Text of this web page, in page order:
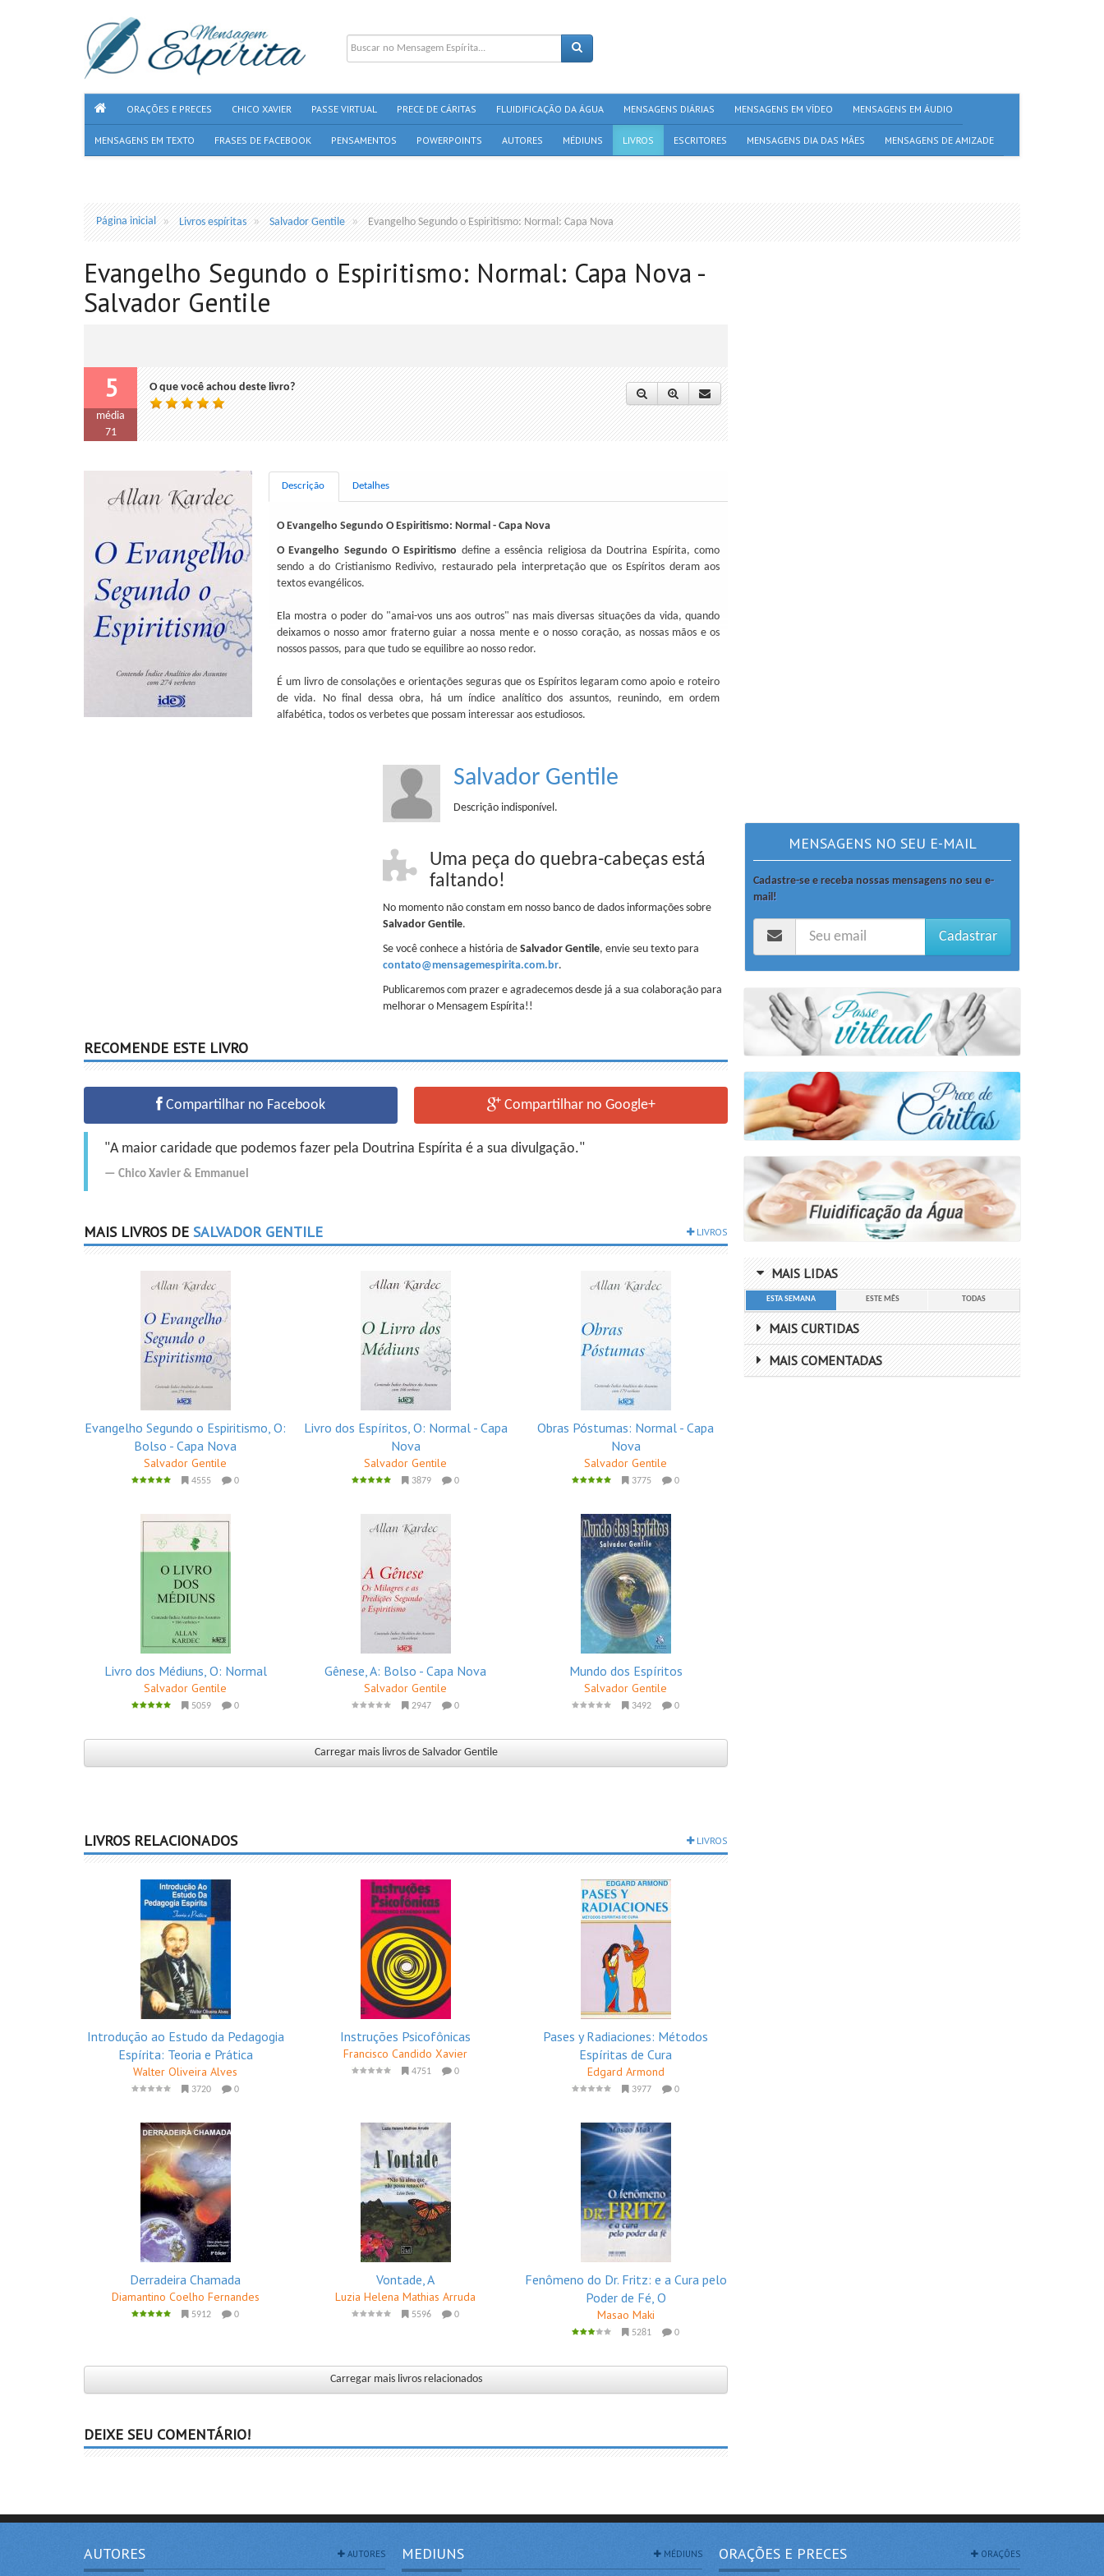
ORAÇÕES E PRECES CHICO XAVIER PASSE VIRTUAL PRECE DE CÁRITAS FLUIDIFICAÇÃO DA ÁGUA MENSAGENS DIÁRIAS MENSAGENS EM VÍDEO MENSAGENS EM ÁUDIO
MENSAGENS EM TEXTO FRASES DE FACEBOOK PENSAMENTOS POWERPOINTS AUTORES MÉDIUNS LIVROS ESCRITORES MENSAGENS DIA DAS MÃES MENSAGENS DE AMIZADE
Página inicial Livros espíritas Salvador Gentile Evangelho Segundo o Espiritismo: Normal: Capa Nova
Evangelho Segundo o Espiritismo: Normal: Capa Nova -
Salvador Gentile
5
média
71
O que você achou deste livro?
Descrição Detalhes
O Evangelho Segundo O Espiritismo: Normal - Capa Nova
O Evangelho Segundo O Espiritismo define a essência religiosa da Doutrina Espírita, como
sendo a do Cristianismo Redivivo, restaurado pela interpretação que os Espíritos deram aos
textos evangélicos.
Ela mostra o poder do "amai-vos uns aos outros" nas mais diversas situações da vida, quando
deixamos o nosso amor fraterno guiar a nossa mente e o nosso coração, as nossas mãos e os
nossos passos, para que tudo se equilibre ao nosso redor.
É um livro de consolações e orientações seguras que os Espíritos legaram como apoio e roteiro
de vida. No final dessa obra, há um índice analítico dos assuntos, reunindo, em ordem
alfabética, todos os verbetes que possam interessar aos estudiosos.
Salvador Gentile
Descrição indisponível.
Uma peça do quebra-cabeças está
faltando!
No momento não constam em nosso banco de dados informações sobre
Salvador Gentile.
Se você conhece a história de Salvador Gentile, envie seu texto para
contato@mensagemespirita.com.br.
Publicaremos com prazer e agradecemos desde já a sua colaboração para
melhorar o Mensagem Espírita!!
RECOMENDE ESTE LIVRO
Compartilhar no Facebook Compartilhar no Google+
"A maior caridade que podemos fazer pela Doutrina Espírita é a sua divulgação."
Chico Xavier & Emmanuel
MAIS LIVROS DE SALVADOR GENTILE LIVROS
Evangelho Segundo o Espiritismo, O:
Bolso - Capa Nova
Salvador Gentile
4555 0
Livro dos Espíritos, O: Normal - Capa
Nova
Salvador Gentile
3879 0
Obras Póstumas: Normal - Capa
Nova
Salvador Gentile
3775 0
Livro dos Médiuns, O: Normal
Salvador Gentile
5059 0
Gênese, A: Bolso - Capa Nova
Salvador Gentile
2947 0
Mundo dos Espíritos
Salvador Gentile
3492 0
Carregar mais livros de Salvador Gentile
LIVROS RELACIONADOS LIVROS
Introdução ao Estudo da Pedagogia
Espírita: Teoria e Prática
Walter Oliveira Alves
3720 0
Instruções Psicofônicas
Francisco Candido Xavier
4751 0
Pases y Radiaciones: Métodos
Espíritas de Cura
Edgard Armond
3977 0
Derradeira Chamada
Diamantino Coelho Fernandes
5912 0
Vontade, A
Luzia Helena Mathias Arruda
5596 0
Fenômeno do Dr. Fritz: e a Cura pelo
Poder de Fé, O
Masao Maki
5281 0
Carregar mais livros relacionados
DEIXE SEU COMENTÁRIO!
MENSAGENS NO SEU E-MAIL
Cadastre-se e receba nossas mensagens no seu e-
mail!
Cadastrar
MAIS LIDAS
ESTA SEMANA ESTE MÊS TODAS
MAIS CURTIDAS
MAIS COMENTADAS
AUTORES AUTORES MEDIUNS MÉDIUNS ORAÇÕES E PRECES ORAÇÕES